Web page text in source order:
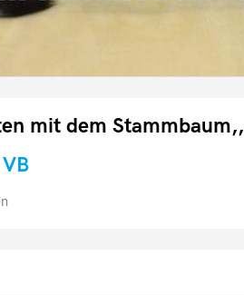
mit dem Stammbaum,,
VB